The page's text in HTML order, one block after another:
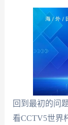
回到最初的问
看CCTV5世界